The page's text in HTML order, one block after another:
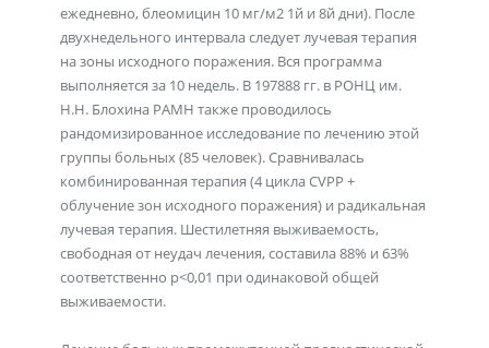
ежедневно, блеомицин 10 мг/м2 1й и 8й дни). После
двухнедельного интервала следует лучевая терапия
на зоны исходного поражения. Вся программа
выполняется за 10 недель. В 197888 гг. в РОНЦ им.
Н.Н. Блохина РАМН также проводилось
рандомизированное исследование по лечению этой
группы больных (85 человек). Сравнивалась
комбинированная терапия (4 цикла CVPP +
облучение зон исходного поражения) и радикальная
лучевая терапия. Шестилетняя выживаемость,
свободная от неудач лечения, составила 88% и 63%
соответственно p<0,01 при одинаковой общей
выживаемости.